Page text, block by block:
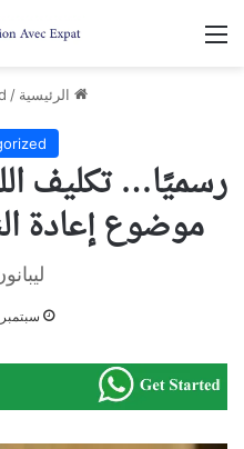
القائمة
الرئيسية /
رسميًا… تكليف
موضوع إعادة
سبتمبر 9, 2022